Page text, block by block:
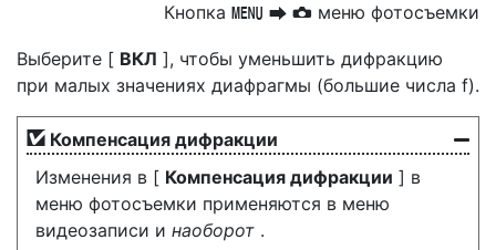
Кнопка G U C меню фотосъемки
Выберите [ ВКЛ ], чтобы уменьшить дифракцию
при малых значениях диафрагмы (большие числа f).
Компенсация дифракции
Изменения в [ Компенсация дифракции ] в
меню фотосъемки применяются в меню
видеозаписи и наоборот .